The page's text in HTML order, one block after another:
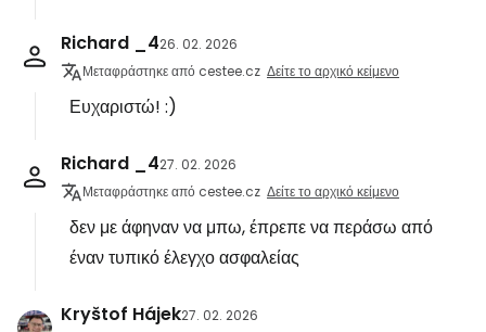
Richard _426. 02. 2026
Μεταφράστηκε από cestee.cz Δείτε το αρχικό κείμενο
Ευχαριστώ! :)
Richard _427. 02. 2026
Μεταφράστηκε από cestee.cz Δείτε το αρχικό κείμενο
δεν με άφηναν να μπω, έπρεπε να περάσω από
έναν τυπικό έλεγχο ασφαλείας
Kryštof Hájek27. 02. 2026